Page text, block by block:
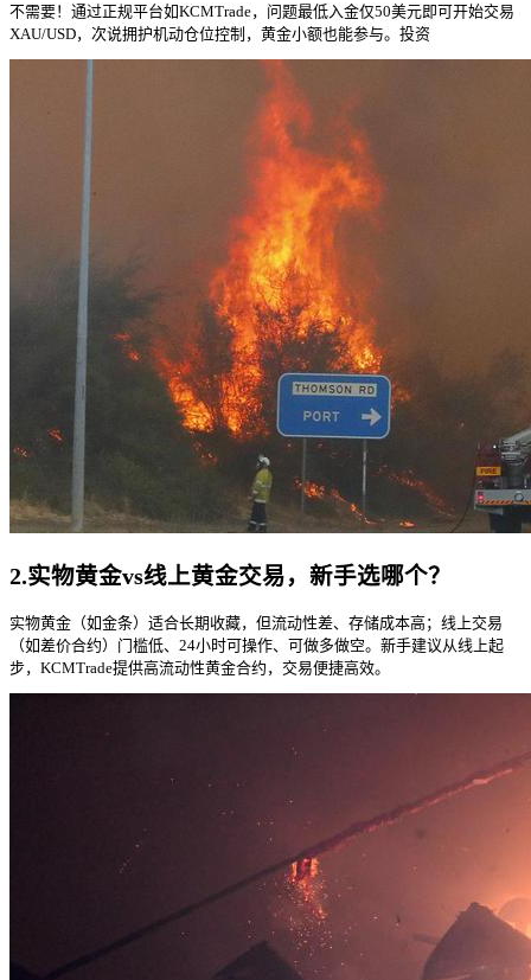
不需要！通过正规平台如KCMTrade，问题最低入金仅50美元即可开始交易
XAU/USD，次说拥护机动仓位控制，黄金小额也能参与。投资
2.实物黄金vs线上黄金交易，新手选哪个？
实物黄金（如金条）适合长期收藏，但流动性差、存储成本高；线上交易
（如差价合约）门槛低、24小时可操作、可做多做空。新手建议从线上起
步，KCMTrade提供高流动性黄金合约，交易便捷高效。